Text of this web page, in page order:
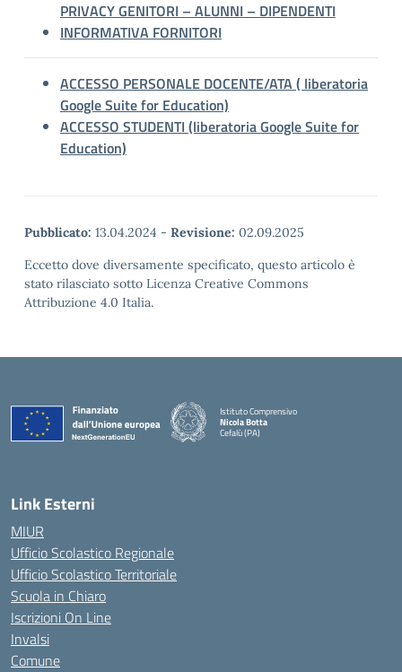
PRIVACY GENITORI – ALUNNI – DIPENDENTI
INFORMATIVA FORNITORI
ACCESSO PERSONALE DOCENTE/ATA ( liberatoria
Google Suite for Education)
ACCESSO STUDENTI (liberatoria Google Suite for
Education)
Pubblicato: 13.04.2024 - Revisione: 02.09.2025
Eccetto dove diversamente specificato, questo articolo è
stato rilasciato sotto Licenza Creative Commons
Attribuzione 4.0 Italia.
Istituto Comprensivo
Nicola Botta
Cefalù (PA)
Link Esterni
MIUR
Ufficio Scolastico Regionale
Ufficio Scolastico Territoriale
Scuola in Chiaro
Iscrizioni On Line
Invalsi
Comune